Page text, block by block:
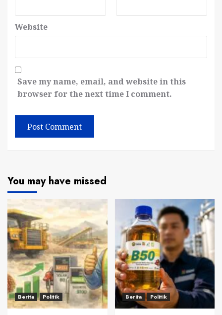
Website
Save my name, email, and website in this
browser for the next time I comment.
You may have missed
Berita Politik Berita Politik